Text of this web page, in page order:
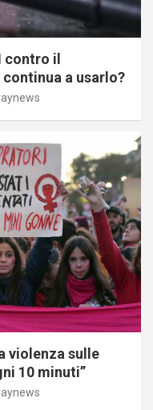
contro il
a usarlo?
violenza sulle
10 minuti”